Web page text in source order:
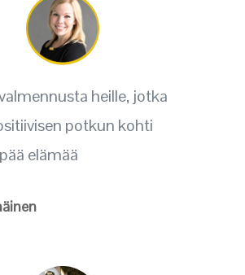
heille, jotka
potkun kohti
elämää